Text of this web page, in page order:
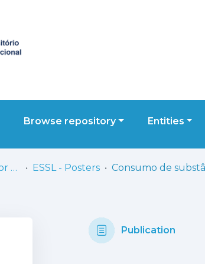
Browse repository Entities
ESSL - Escola Superior de Saúde de Lisboa ESSL - Posters
Publication